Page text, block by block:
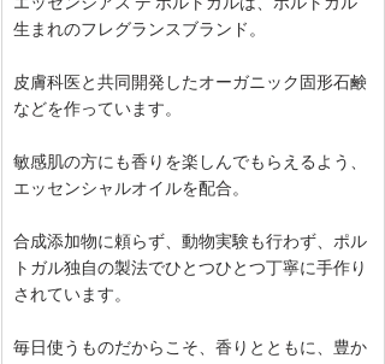
エッセンシアス デ ポルトガルは、ポルトガル
生まれのフレグランスブランド。
皮膚科医と共同開発したオーガニック固形石鹸
などを作っています。
敏感肌の方にも香りを楽しんでもらえるよう、
エッセンシャルオイルを配合。
合成添加物に頼らず、動物実験も行わず、ポル
トガル独自の製法でひとつひとつ丁寧に手作り
されています。
毎日使うものだからこそ、 香りとともに、豊か